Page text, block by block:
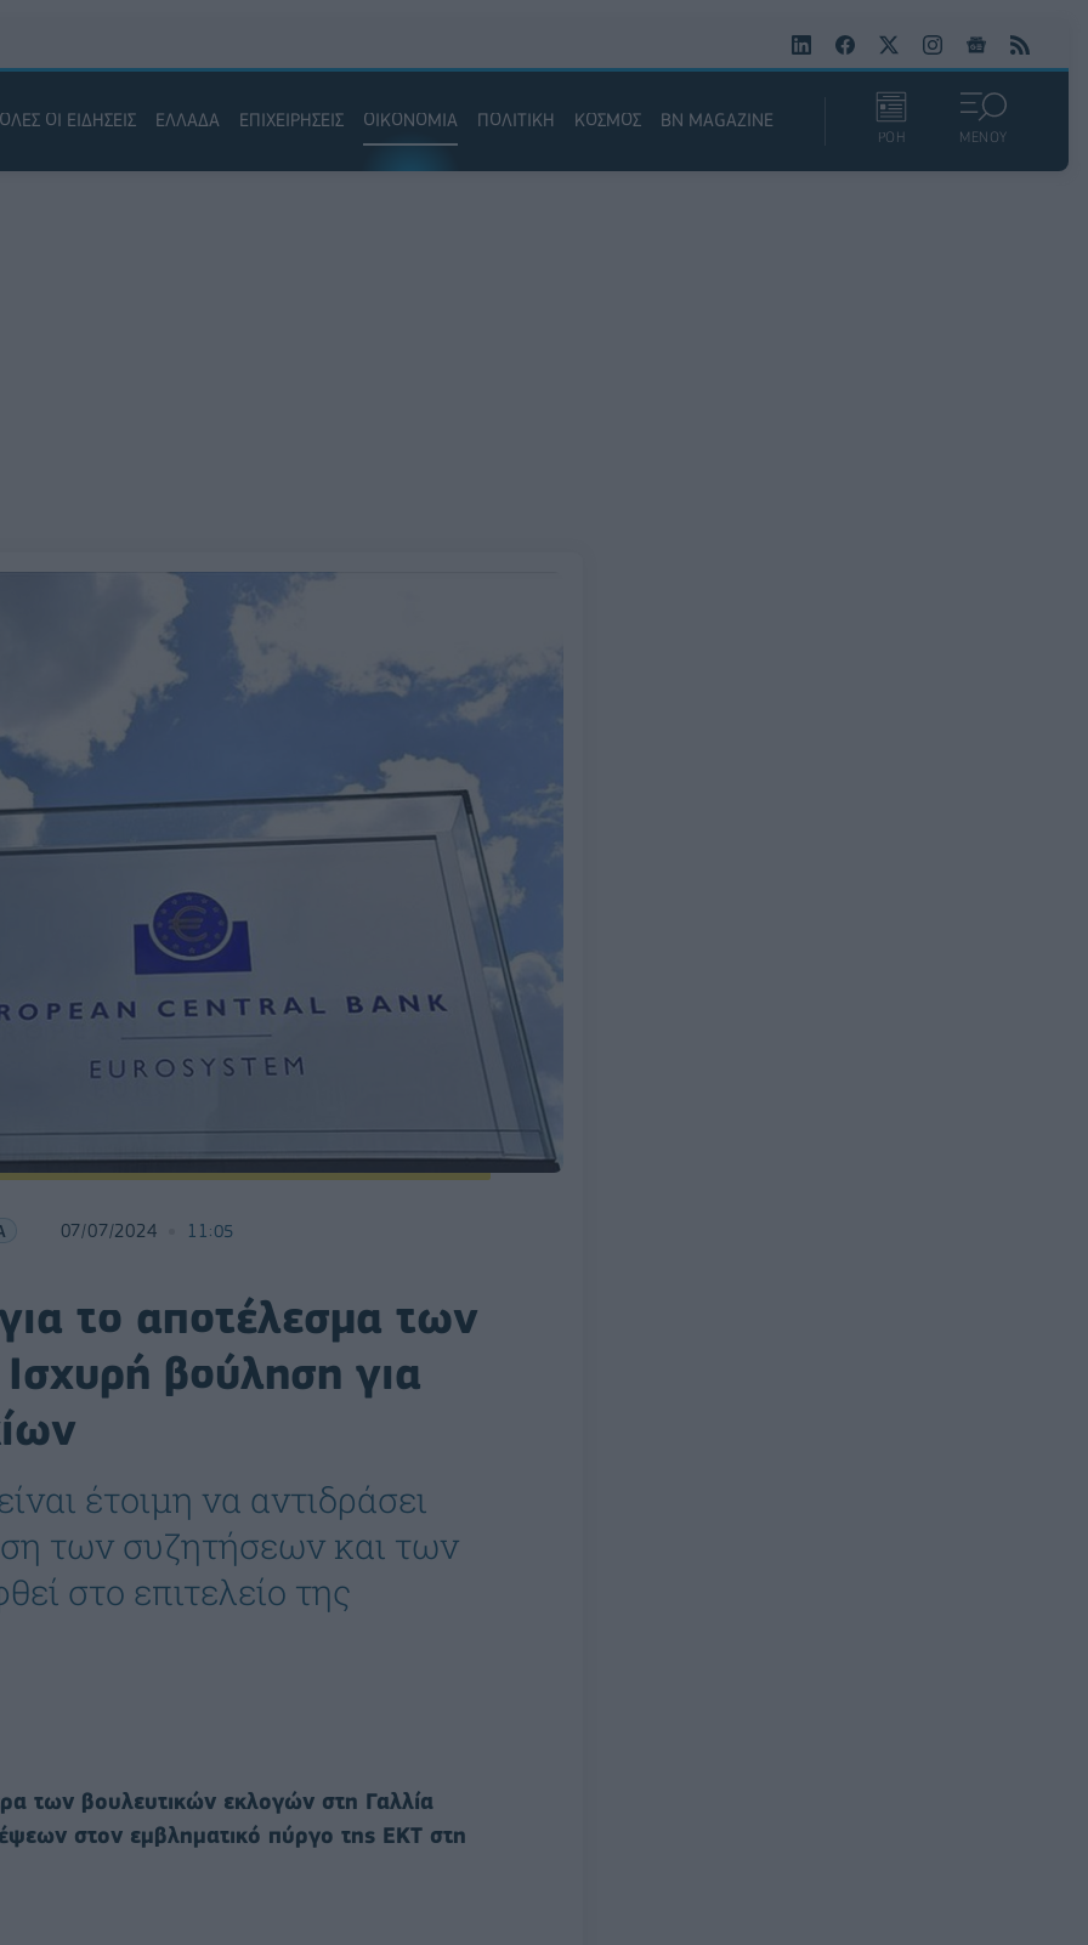
ΟΛΕΣ ΟΙ ΕΙΔΗΣΕΙΣ ΕΛΛΑΔΑ ΕΠΙΧΕΙΡΗΣΕΙΣ ΟΙΚΟΝΟΜΙΑ ΠΟΛΙΤΙΚΗ ΚΟΣΜΟΣ BN MAGAZINE
ΡΟΗ ΜΕΝΟΥ
07/07/2024 11:05
το αποτέλεσμα των
βούληση για
έτοιμη να αντιδράσει
των συζητήσεων και των
στο επιτελείο της
των βουλευτικών εκλογών στη Γαλλία
στον εμβληματικό πύργο της ΕΚΤ στη